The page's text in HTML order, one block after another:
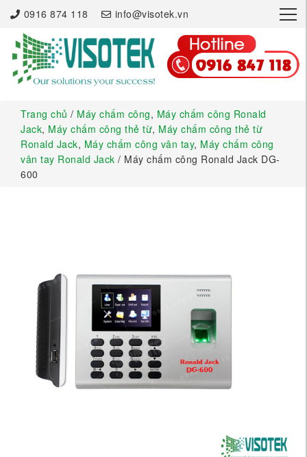
0916 874 118 info@visotek.vn ×
Trang chủ / Máy chấm công, Máy chấm công Ronald
Jack, Máy chấm công thẻ từ, Máy chấm công thẻ từ
Ronald Jack, Máy chấm công vân tay, Máy chấm công
vân tay Ronald Jack / Máy chấm công Ronald Jack DG-
600